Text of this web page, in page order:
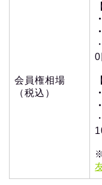
会員権相場
（税込）
0